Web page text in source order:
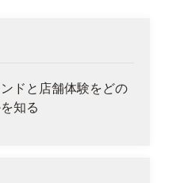
ドと店舗体験をどの
知る